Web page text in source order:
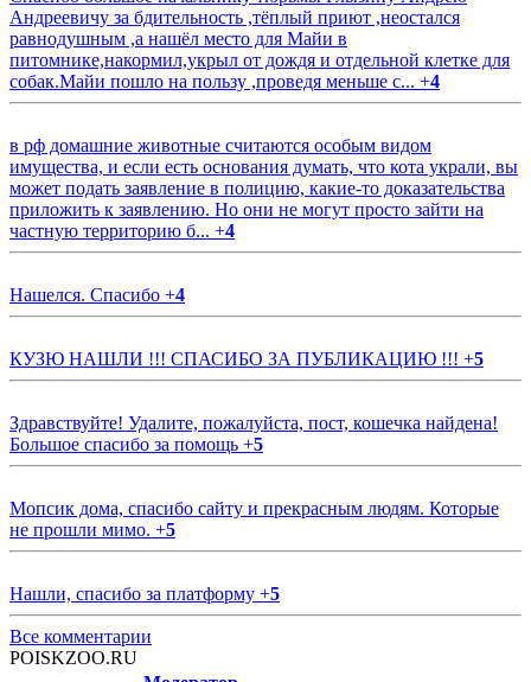
Андреевичу за бдительность ,тёплый приют ,неостался
равнодушным ,а нашёл место для Майи в
питомнике,накормил,укрыл от дождя и отдельной клетке для
собак.Майи пошло на пользу ,проведя меньше с... +4
в рф домашние животные считаются особым видом
имущества, и если есть основания думать, что кота украли, вы
может подать заявление в полицию, какие-то доказательства
приложить к заявлению. Но они не могут просто зайти на
частную территорию б... +4
Нашелся. Спасибо +4
КУЗЮ НАШЛИ !!! СПАСИБО ЗА ПУБЛИКАЦИЮ !!! +5
Здравствуйте! Удалите, пожалуйста, пост, кошечка найдена!
Большое спасибо за помощь +5
Мопсик дома, спасибо сайту и прекрасным людям. Которые
не прошли мимо. +5
Нашли, спасибо за платформу +5
Все комментарии
POISKZOO.RU